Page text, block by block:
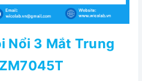
Nổi 3 Mắt Trung